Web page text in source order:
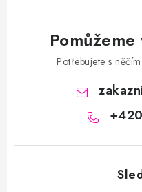
Potřebujete s